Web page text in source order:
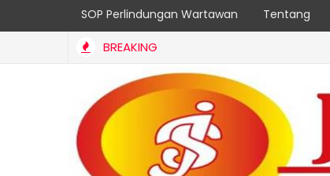
SOP Perlindungan Wartawan Tentang
BREAKING
di Dinas BMCKTR Sumbar untuk 18 Program Strategis